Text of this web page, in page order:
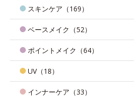
スキンケア（169）
ベースメイク（52）
ポイントメイク（64）
UV（18）
インナーケア（33）